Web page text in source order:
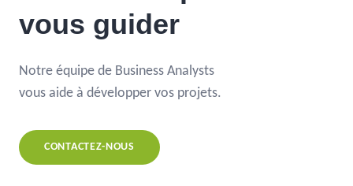
vous guider
Notre équipe de Business Analysts
vous aide à développer vos projets.
CONTACTEZ-NOUS